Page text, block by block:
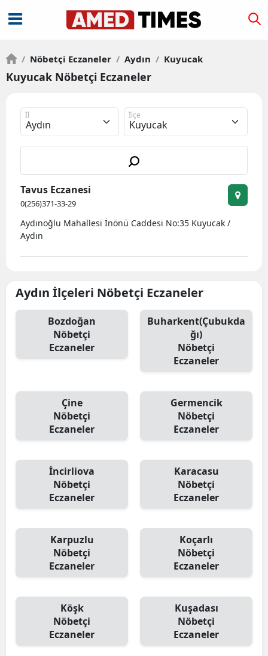
/ Nöbetçi Eczaneler / Aydın / Kuyucak
Kuyucak Nöbetçi Eczaneler
İl İlçe
Tavus Eczanesi
0(256)371-33-29
Aydınoğlu Mahallesi İnönü Caddesi No:35 Kuyucak /
Aydın
Aydın İlçeleri Nöbetçi Eczaneler
Bozdoğan
Nöbetçi
Eczaneler
Buharkent(Çubukda
ğı)
Nöbetçi
Eczaneler
Çine
Nöbetçi
Eczaneler
Germencik
Nöbetçi
Eczaneler
İncirliova
Nöbetçi
Eczaneler
Karacasu
Nöbetçi
Eczaneler
Karpuzlu
Nöbetçi
Eczaneler
Koçarlı
Nöbetçi
Eczaneler
Köşk
Nöbetçi
Eczaneler
Kuşadası
Nöbetçi
Eczaneler